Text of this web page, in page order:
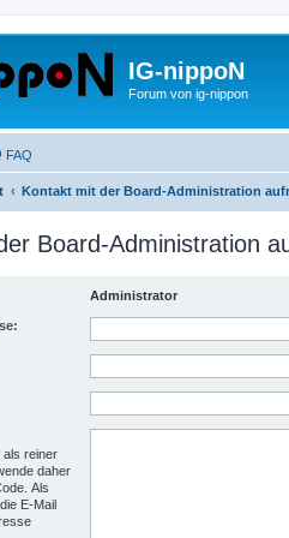
IG-nippoN
Forum von ig-nippon
FAQ
Kontakt mit der Board-Administration
Board-Administration
Administrator
als reiner
daher
Als
E-Mail